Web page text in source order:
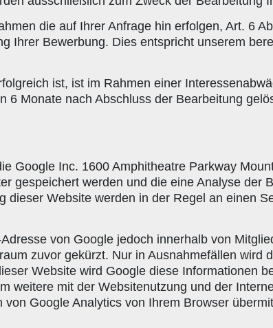
die auf Ihrer Anfrage hin erfolgen, Art. 6
Ihrer Bewerbung. Dies entspricht unserem
ist, ist im Rahmen einer
6 Monate nach Abschluss der Bearbeitung
Google Inc. 1600 Amphitheatre Parkway
gespeichert werden und die eine Analyse der
Website werden in der Regel an einen
von Google jedoch innerhalb von
zuvor gekürzt. Nur in Ausnahmefällen wird
Website wird Google diese Informationen
weitere mit der Websitenutzung und der
Google Analytics von Ihrem Browser